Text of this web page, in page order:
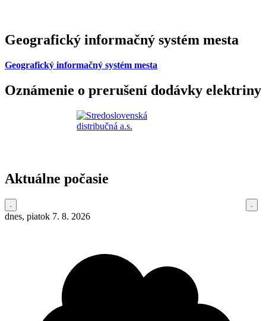
Geografický informačný systém mesta
Geografický informačný systém mesta
Oznámenie o prerušení dodávky elektriny
Aktuálne počasie
dnes, piatok 7. 8. 2026